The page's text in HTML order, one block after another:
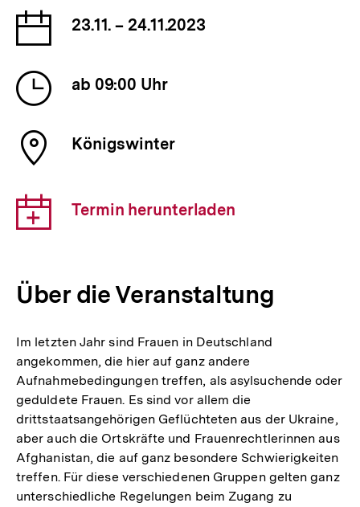
Datum
der
Veranstaltung
23.11. – 24.11.2023
Uhrzeit
der
Veranstaltung
ab 09:00 Uhr
Ort
der
Königswinter
Download-
Link:
Termin herunterladen
Über die Veranstaltung
Im letzten Jahr sind Frauen in Deutschland
angekommen, die hier auf ganz andere
Aufnahmebedingungen treffen, als asylsuchende oder
geduldete Frauen. Es sind vor allem die
drittstaatsangehörigen Geflüchteten aus der Ukraine,
aber auch die Ortskräfte und Frauenrechtlerinnen aus
Afghanistan, die auf ganz besondere Schwierigkeiten
treffen. Für diese verschiedenen Gruppen gelten ganz
unterschiedliche Regelungen beim Zugang zu